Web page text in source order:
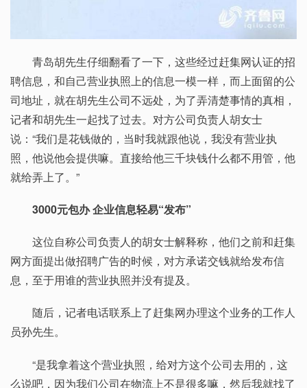
青岛胡先生仔细翻看了一下，这些经过赶集网认证的招
聘信息，和自己营业执照上的信息一模一样，而上面留的公
司地址，就在胡先生公司不远处，为了弄清楚事情的真相，
记者和胡先生一起找了过去。对方公司负责人胡女士
说：“我们是花钱做的，当时我就跟他说，我没有营业执
照，他说他会提供嘛。直接给他三千块钱什么都不用管，他
就给弄上了。”
3000元包办 企业信息轻易“发布”
这位自称公司负责人的胡女士解释称，他们之前和赶集
网方面提出做招聘广告的时候，对方承诺交钱就给发布信
息，至于用谁的营业执照并没有提及。
随后，记者电话联系上了赶集网办理这个业务的工作人
员孙先生。
“是我拿着这个营业执照，给对方这个公司去用的，这
么说吧，因为我们公司在物流上不是很多嘛，然后我就找了